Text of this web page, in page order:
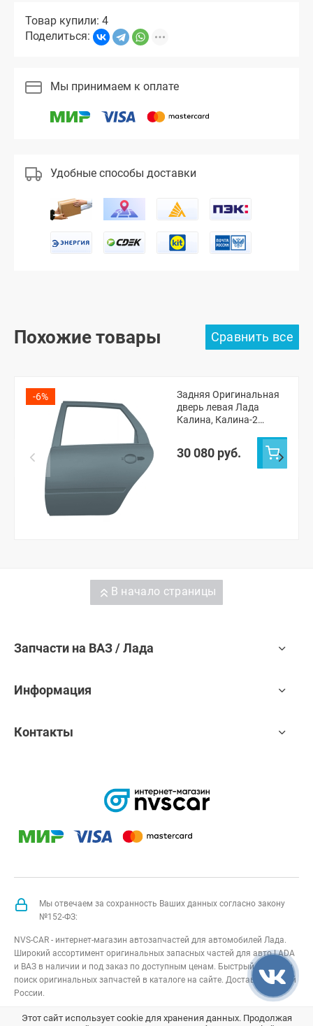
Товар купили: 4
Поделиться:
Мы принимаем к оплате
Удобные способы доставки
Похожие товары
-6%
Задняя Оригинальная
дверь левая Лада
Калина, Калина-2
Гранта ФЛ седан (Серое
олово 607)
30 080 руб.
В начало страницы
Запчасти на ВАЗ / Лада
Информация
Контакты
Мы отвечаем за сохранность Ваших данных согласно закону
№152-ФЗ:
NVS-CAR - интернет-магазин автозапчастей для автомобилей Лада.
Широкий ассортимент оригинальных запасных частей для авто LADA
и ВАЗ в наличии и под заказ по доступным ценам. Быстрый подбор и
поиск оригинальных запчастей в каталоге на сайте. Доставка по всей
России.
NVS-CAR© 2014 –2026Все права защищеныкарта сайта;
Этот сайт использует cookie для хранения данных. Продолжая